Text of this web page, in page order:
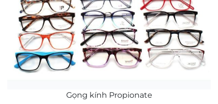
Gọng kính Propionate